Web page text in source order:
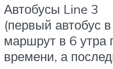
Автобусы Line 3
(первый автобус
маршрут в 6 утра
времени, а